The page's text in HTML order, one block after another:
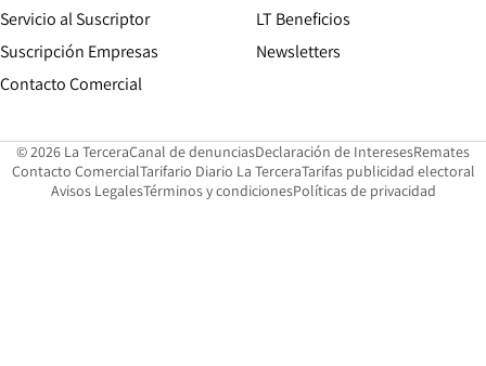
Servicio al Suscriptor
Suscripción Empresas
Contacto ComercialOpens in new window
LT Beneficios
Newsletters
© 2026 La TerceraCanal de denunciasOpens in new window
Declaración de InteresesOpens in
Remates
Contacto ComercialOpens in new window
Tarifario Diario La TerceraOpens in new window
Tarifas publicidad electoral
Avisos LegalesOpens in new window
Términos y condicionesPolíticas de privacidad